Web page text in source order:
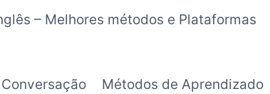
– Melhores métodos e Plataformas
Métodos de Aprendizado